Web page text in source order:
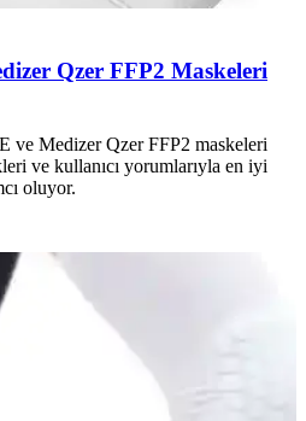
Qzer FFP2 Maskeleri
ve Medizer Qzer FFP2 maskeleri
ve kullanıcı yorumlarıyla en iyi
oluyor.